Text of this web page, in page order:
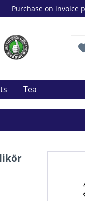
Purchase on invoice
Tea